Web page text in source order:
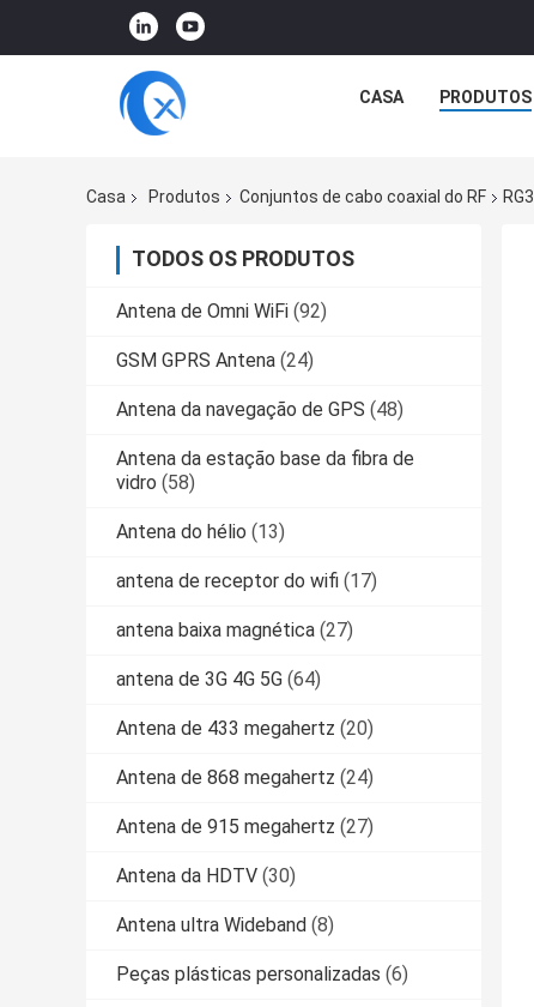
CASA PRODUTOS
Casa Produtos Conjuntos de cabo coaxial do RF
TODOS OS PRODUTOS
Antena de Omni WiFi (92)
GSM GPRS Antena (24)
Antena da navegação de GPS (48)
Antena da estação base da fibra de
vidro (58)
Antena do hélio (13)
antena de receptor do wifi (17)
antena baixa magnética (27)
antena de 3G 4G 5G (64)
Antena de 433 megahertz (20)
Antena de 868 megahertz (24)
Antena de 915 megahertz (27)
Antena da HDTV (30)
Antena ultra Wideband (8)
Peças plásticas personalizadas (6)